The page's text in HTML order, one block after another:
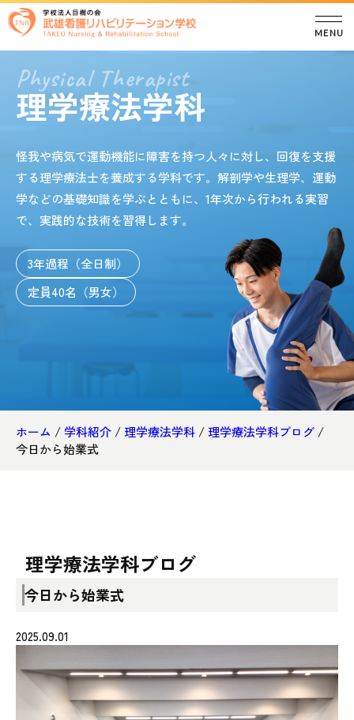
理学療法学科
怪我や病気で運動機能に障害を持つ人々に対し、回復を支援
する理学療法士を養成する学科です。解剖学や生理学、運動
学などの基礎知識を学ぶとともに、1年次から行われる実習
で、実践的な技術を習得します。
3年過程（全日制）
定員40名（男女）
ホーム / 学科紹介 /理学療法学科 /理学療法学科ブログ /
今日から始業式
理学療法学科ブログ
今日から始業式
2025.09.01